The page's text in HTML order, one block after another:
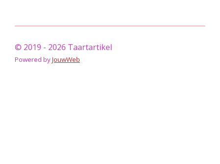
© 2019 - 2026 Taartartikel
Powered byJouwWeb